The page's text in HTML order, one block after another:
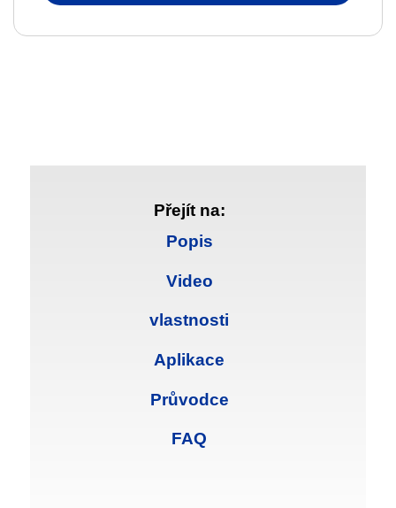
Přejít na:
Popis
Video
vlastnosti
Aplikace
Průvodce
FAQ